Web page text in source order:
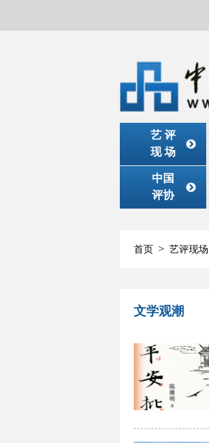
艺 评
现 场
中国
评协
首页 > 艺评现场
文学观潮